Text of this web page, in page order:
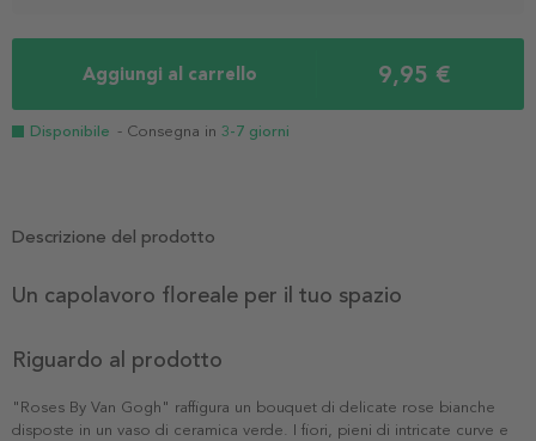
Aggiungi al carrello 9,95 €
Disponibile - Consegna in 3-7 giorni
Descrizione del prodotto
Un capolavoro floreale per il tuo spazio
Riguardo al prodotto
"Roses By Van Gogh" raffigura un bouquet di delicate rose bianche
disposte in un vaso di ceramica verde. I fiori, pieni di intricate curve e